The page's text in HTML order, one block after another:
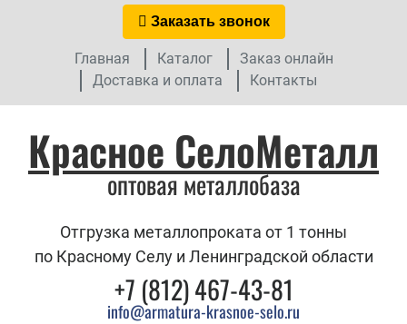
Заказать звонок
Главная Каталог
Заказ онлайн
Доставка и оплата
Контакты
Красное СелоМеталл
оптовая металлобаза
Отгрузка металлопроката от 1 тонны
по Красному Селу и Ленинградской области
+7 (812) 467-43-81
info@armatura-krasnoe-selo.ru